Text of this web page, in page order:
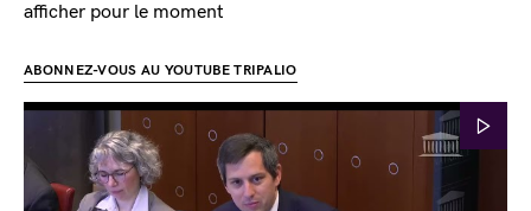
afficher pour le moment
ABONNEZ-VOUS AU YOUTUBE TRIPALIO